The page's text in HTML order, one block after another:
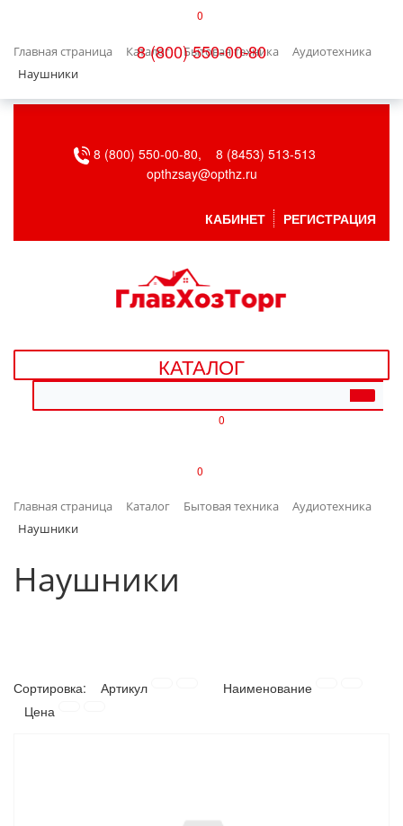
0
8 (800) 550-00-80
Главная страница Каталог Бытовая техника
Аудиотехника
Наушники
БЫТОВАЯ ТЕХНИКА
ВЕНТИЛЯЦИЯ
ДАЧА, САД И ОГОРОД
ДЕТСКИЕ ТОВАРЫ
ИНТЕРЬЕР
ЛАКОКРАСОЧНЫЕ МАТЕРИАЛЫ
8 (800) 550-00-80,
8 (8453) 513-513
opthzsay@opthz.ru
КАБИНЕТ РЕГИСТРАЦИЯ
КАТАЛОГ
0
0
Главная страница Каталог Бытовая техника
Аудиотехника
Наушники
Наушники
Сортировка: Артикул
Наименование
Цена